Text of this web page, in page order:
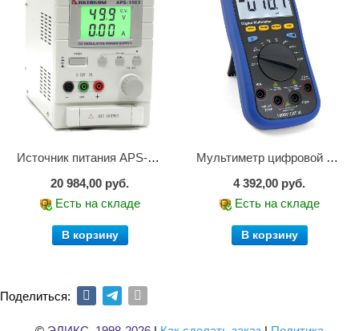
Источник питания APS-1503
20 984,00 руб.
Есть на складе
В корзину
Мультиметр цифровой АММ-1203
4 392,00 руб.
Есть на складе
В корзину
Поделиться: